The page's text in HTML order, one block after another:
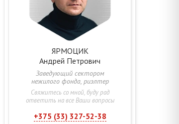
ЯРМОЦИК
Андрей Петрович
Заведующий сектором
нежилого фонда, риэлтер
Свяжитесь со мной, буду рад
ответить на все Ваши вопросы
+375 (33) 327-52-38